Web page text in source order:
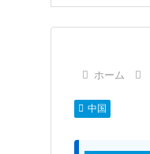
ホーム
中国